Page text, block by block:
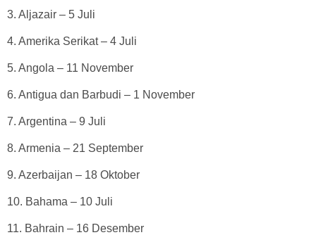
3. Aljazair – 5 Juli
4. Amerika Serikat – 4 Juli
5. Angola – 11 November
6. Antigua dan Barbudi – 1 November
7. Argentina – 9 Juli
8. Armenia – 21 September
9. Azerbaijan – 18 Oktober
10. Bahama – 10 Juli
11. Bahrain – 16 Desember